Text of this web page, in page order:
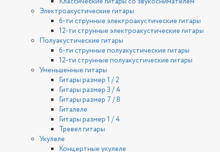
Электроакустические гитары
6-ти струнные электроакустические гитары
12-ти струнные электроакустические гитары
Полуакустические гитары
6-ти струнные полуакустические гитары
12-ти струнные полуакустические гитары
Уменьшенные гитары
Гитары размер 1 / 2
Гитары размер 3 / 4
Гитары размер 7 / 8
Гиталеле
Гитары размер 1 / 4
Тревел гитары
Укулеле
Концертные укулеле